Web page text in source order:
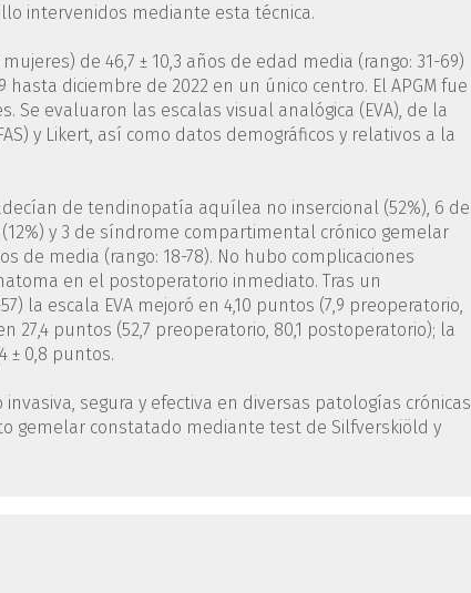
intervenidos mediante esta técnica.
de 46,7 ± 10,3 años de edad media (rango: 31-69)
diciembre de 2022 en un único centro. El APGM fue
Se evaluaron las escalas visual analógica (EVA), de la
y Likert, así como datos demográficos y relativos a la
de tendinopatía aquílea no insercional (52%), 6 de
y 3 de síndrome compartimental crónico gemelar
de media (rango: 18-78). No hubo complicaciones
en el postoperatorio inmediato. Tras un
la escala EVA mejoró en 4,10 puntos (7,9 preoperatorio,
27,4 puntos (52,7 preoperatorio, 80,1 postoperatorio); la
± 0,8 puntos.
invasiva, segura y efectiva en diversas patologías crónicas
gemelar constatado mediante test de Silfverskiöld y